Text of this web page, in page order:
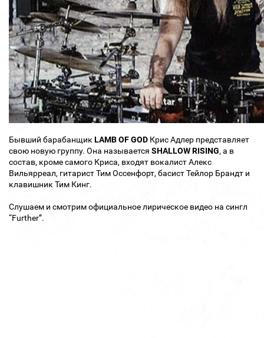
Бывший барабанщик LAMB OF GOD Крис Адлер представляет
свою новую группу. Она называется SHALLOW RISING, а в
состав, кроме самого Криса, входят вокалист Алекс
Вильярреал, гитарист Тим Оссенфорт, басист Тейлор Брандт и
клавишник Тим Кинг.
Слушаем и смотрим официальное лирическое видео на сингл
“Further”.